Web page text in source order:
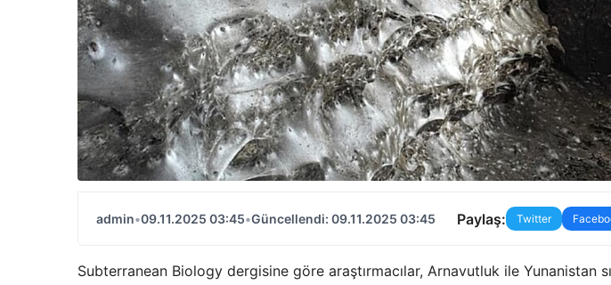
admin•09.11.2025 03:45•Güncellendi: 09.11.2025 03:45 Paylaş: Twitter
Subterranean Biology dergisine göre araştırmacılar, Arnavutluk ile Yunanistan